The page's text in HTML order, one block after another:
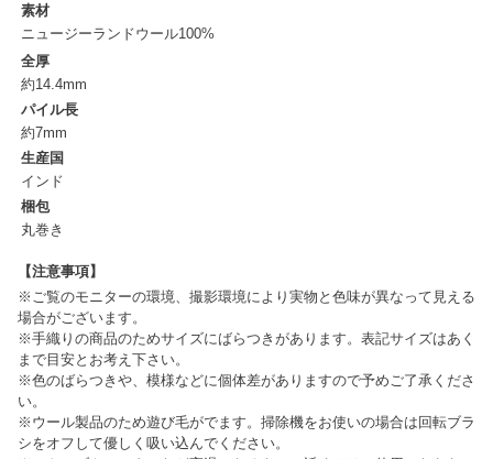
素材
ニュージーランドウール100%
全厚
約14.4mm
パイル長
約7mm
生産国
インド
梱包
丸巻き
【注意事項】
※ご覧のモニターの環境、撮影環境により実物と色味が異なって見える
場合がございます。
※手織りの商品のためサイズにばらつきがあります。表記サイズはあく
まで目安とお考え下さい。
※色のばらつきや、模様などに個体差がありますので予めご了承くださ
い。
※ウール製品のため遊び毛がでます。掃除機をお使いの場合は回転ブラ
シをオフして優しく吸い込んでください。